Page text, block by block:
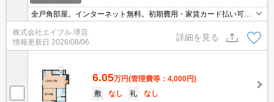
全戸角部屋。インターネット無料。初期費用・家賃カード払い可。
当社にてご成約のお客様に限り礼金0・敷金0・仲介手数料0。初期
費用を抑えたい人におすすめ。初期費用が50,000円以下です。
株式会社エイブル 堺店
情報更新日 2026/08/06
詳細を見る
6.05万円(管理費等：4,000円)
敷
なし 礼
なし